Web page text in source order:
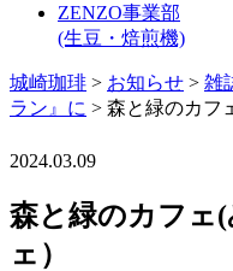
ZENZO事業部
(生豆・焙煎機)
城崎珈琲 > お知らせ > 雑
ラン』に > 森と緑のカフ
2024.03.09
森と緑のカフェ
ェ）